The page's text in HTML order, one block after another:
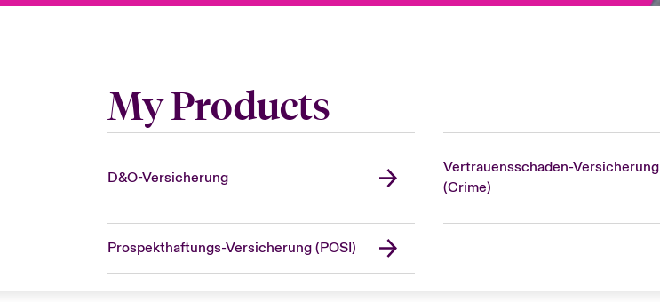
My Products
D&O-Versicherung
Vertrauensschaden-Versicherung
(Crime)
Prospekthaftungs-Versicherung (POSI)